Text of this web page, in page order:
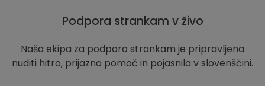
Podpora strankam v živo
Naša ekipa za podporo strankam je pripravljena
nuditi hitro, prijazno pomoč in pojasnila v slovenščini.